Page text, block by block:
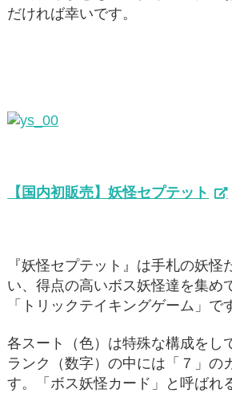
だければ幸いです。
【国内初販売】妖怪セプテット
『妖怪セプテット』は手札の妖怪
い、得点の高いボス妖怪達を集め
「トリックテイキングゲーム」で
各スート（色）は特殊な構成をし
ランク（数字）の中には「７」の
す。「ボス妖怪カード」と呼ばれ